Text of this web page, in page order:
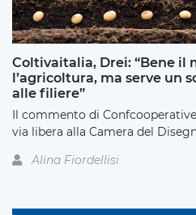
Coltivaitalia, Drei: “Bene il
l’agricoltura, ma serve un
alle filiere”
Il commento di
via libera alla Camera del
Alina Fiordellisi